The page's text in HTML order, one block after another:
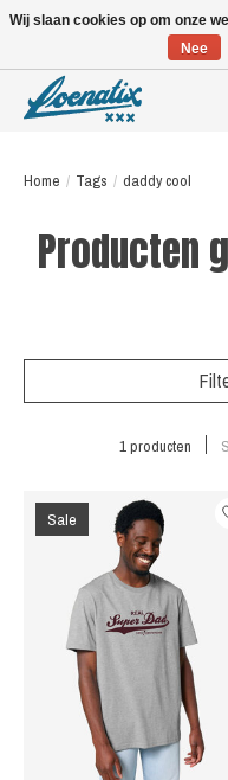
Home / Tags / daddy cool
Producten
1 producten
Sale
Wij slaan cookies op om onze
Nee